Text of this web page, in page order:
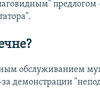
обслуживанием
демонстрации